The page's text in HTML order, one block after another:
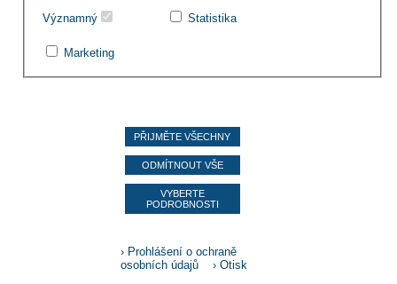
Významný Statistika
Marketing
PŘIJMĚTE VŠECHNY
ODMÍTNOUT VŠE
VYBERTE
PODROBNOSTI
› Prohlášení o ochraně
osobních údajů
› Otisk
Kontakt
Všeobecné obchodní podmínky Právo cestovat
Ochrana osobních údajů
Příloha 11 Právo cestovat
Odvolání souhlasu s cookies
Prohlášení o přístupnosti
23372 | 385546 | 2946028 (c) SSL